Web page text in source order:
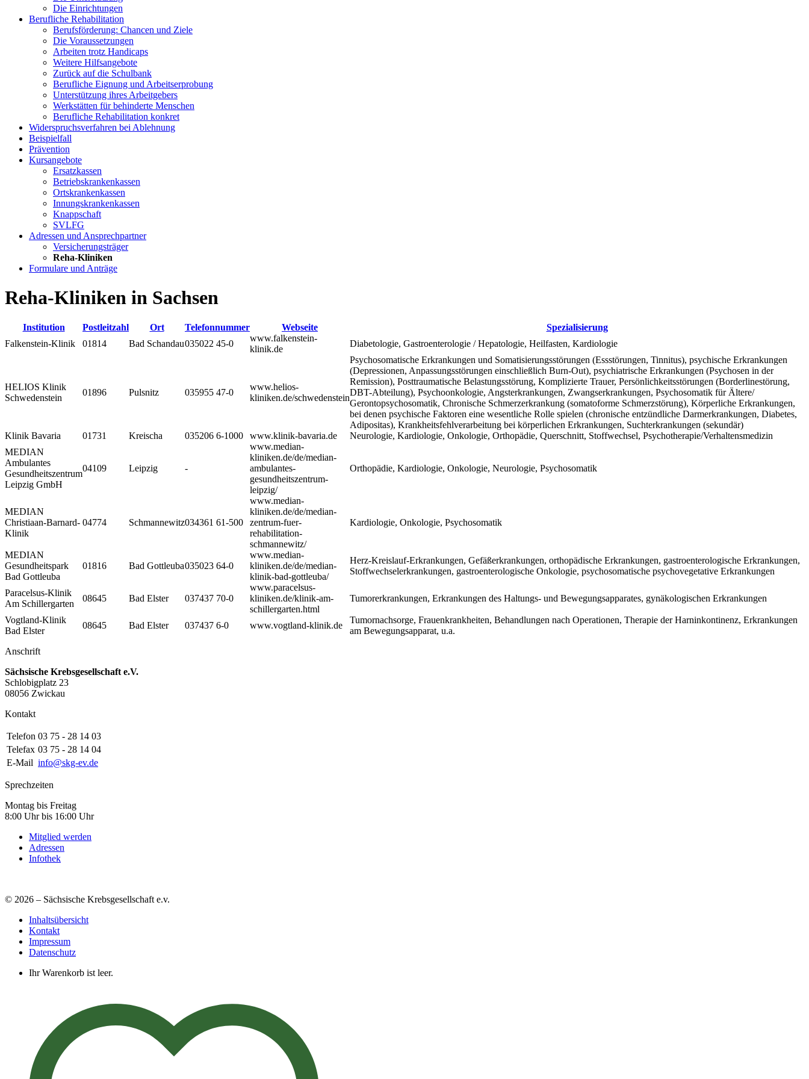
Die Einrichtungen
Berufliche Rehabilitation
Berufsförderung: Chancen und Ziele
Die Voraussetzungen
Arbeiten trotz Handicaps
Weitere Hilfsangebote
Zurück auf die Schulbank
Berufliche Eignung und Arbeitserprobung
Unterstützung ihres Arbeitgebers
Werkstätten für behinderte Menschen
Berufliche Rehabilitation konkret
Widerspruchsverfahren bei Ablehnung
Beispielfall
Prävention
Kursangebote
Ersatzkassen
Betriebskrankenkassen
Ortskrankenkassen
Innungskrankenkassen
Knappschaft
SVLFG
Adressen und Ansprechpartner
Versicherungsträger
Reha-Kliniken
Formulare und Anträge
Reha-Kliniken in Sachsen
Institution Postleitzahl Ort Telefonnummer Webseite
Spezialisierung
Falkenstein-Klinik
01814 Bad Schandau035022 45-0
www.falkenstein-
klinik.de
Diabetologie, Gastroenterologie / Hepatologie, Heilfasten, Kardiologie
HELIOS Klinik
Schwedenstein
01896 Pulsnitz 035955 47-0
www.helios-
kliniken.de/schwedenstein
Psychosomatische Erkrankungen und Somatisierungsstörungen (Essstörungen, Tinnitus), psychische Erkrankungen
(Depressionen, Anpassungsstörungen einschließlich Burn-Out), psychiatrische Erkrankungen (Psychosen in der
Remission), Posttraumatische Belastungsstörung, Komplizierte Trauer, Persönlichkeitsstörungen (Borderlinestörung,
DBT-Abteilung), Psychoonkologie, Angsterkrankungen, Zwangserkrankungen, Psychosomatik für Ältere/
Gerontopsychosomatik, Chronische Schmerzerkrankung (somatoforme Schmerzstörung), Körperliche Erkrankungen,
bei denen psychische Faktoren eine wesentliche Rolle spielen (chronische entzündliche Darmerkrankungen, Diabetes,
Adipositas), Krankheitsfehlverarbeitung bei körperlichen Erkrankungen, Suchterkrankungen (sekundär)
Klinik Bavaria
01731 Kreischa 035206 6-1000 www.klinik-bavaria.de
Neurologie, Kardiologie, Onkologie, Orthopädie, Querschnitt, Stoffwechsel, Psychotherapie/Verhaltensmedizin
MEDIAN
Ambulantes
Gesundheitszentrum
Leipzig GmbH
04109 Leipzig -
www.median-
kliniken.de/de/median-
ambulantes-
gesundheitszentrum-
leipzig/
Orthopädie, Kardiologie, Onkologie, Neurologie, Psychosomatik
MEDIAN
Christiaan-Barnard-
Klinik
04774 Schmannewitz034361 61-500
www.median-
kliniken.de/de/median-
zentrum-fuer-
rehabilitation-
schmannewitz/
Kardiologie, Onkologie, Psychosomatik
MEDIAN
Gesundheitspark
Bad Gottleuba
01816 Bad Gottleuba035023 64-0
www.median-
kliniken.de/de/median-
klinik-bad-gottleuba/
Herz-Kreislauf-Erkrankungen, Gefäßerkrankungen, orthopädische Erkrankungen, gastroenterologische Erkrankungen,
Stoffwechselerkrankungen, gastroenterologische Onkologie, psychosomatische psychovegetative Erkrankungen
Paracelsus-Klinik
Am Schillergarten
08645 Bad Elster 037437 70-0
www.paracelsus-
kliniken.de/klinik-am-
schillergarten.html
Tumorerkrankungen, Erkrankungen des Haltungs- und Bewegungsapparates, gynäkologischen Erkrankungen
Vogtland-Klinik
Bad Elster
08645 Bad Elster 037437 6-0 www.vogtland-klinik.de
Tumornachsorge, Frauenkrankheiten, Behandlungen nach Operationen, Therapie der Harninkontinenz, Erkrankungen
am Bewegungsapparat, u.a.
Anschrift
Sächsische Krebsgesellschaft e.V.
Schlobigplatz 23
08056 Zwickau
Kontakt
Telefon 03 75 - 28 14 03
Telefax 03 75 - 28 14 04
E-Mail info@skg-ev.de
Sprechzeiten
Montag bis Freitag
8:00 Uhr bis 16:00 Uhr
Mitglied werden
Adressen
Infothek
© 2026 – Sächsische Krebsgesellschaft e.v.
Inhaltsübersicht
Kontakt
Impressum
Datenschutz
Ihr Warenkorb ist leer.